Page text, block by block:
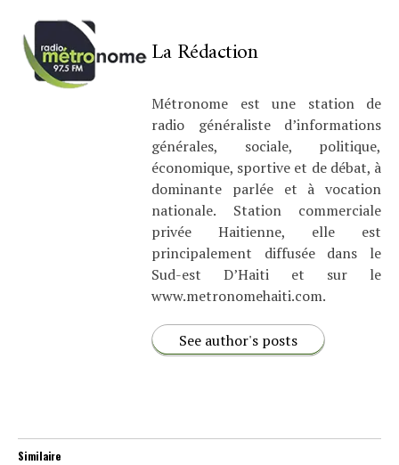
La Rédaction
Métronome est une station de
radio généraliste d’informations
générales, sociale, politique,
économique, sportive et de débat, à
dominante parlée et à vocation
nationale. Station commerciale
privée Haitienne, elle est
principalement diffusée dans le
Sud-est D’Haiti et sur le
www.metronomehaiti.com.
See author's posts
Similaire